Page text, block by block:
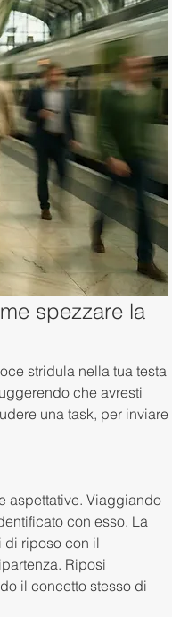
spezzare la
stridula nella tua testa
che avresti
una task, per inviare
aspettative. Viaggiando
con esso. La
di riposo con il
Riposi
il concetto stesso di